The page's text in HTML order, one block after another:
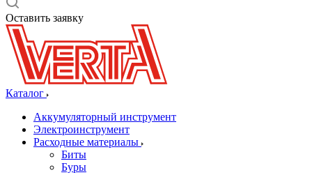
Оставить заявку
Каталог
Аккумуляторный инструмент
Электроинструмент
Расходные материалы
Биты
Буры